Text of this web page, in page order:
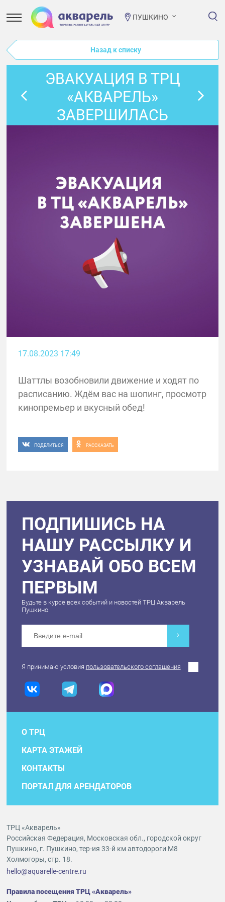
ПУШКИНО
Назад к списку
ЭВАКУАЦИЯ В ТРЦ
«АКВАРЕЛЬ»
ЗАВЕРШИЛАСЬ
17.08.2023 17:49
Шаттлы возобновили движение и ходят по
расписанию. Ждём вас на шопинг, просмотр
кинопремьер и вкусный обед!
ПОДЕЛИТЬСЯ РАССКАЗАТЬ
ПОДПИШИСЬ НА
НАШУ РАССЫЛКУ И
УЗНАВАЙ ОБО ВСЕМ
ПЕРВЫМ
Будьте в курсе всех событий и новостей ТРЦ Акварель
Пушкино.
Я принимаю условия пользовательского соглашения
О ТРЦ
КАРТА ЭТАЖЕЙ
КОНТАКТЫ
ПОРТАЛ ДЛЯ АРЕНДАТОРОВ
ТРЦ «Акварель»
Российская Федерация, Московская обл., городской округ
Пушкино, г. Пушкино, тер-ия 33-й км автодороги М8
Холмогоры, стр. 18.
hello@aquarelle-centre.ru
Правила посещения ТРЦ «Акварель»